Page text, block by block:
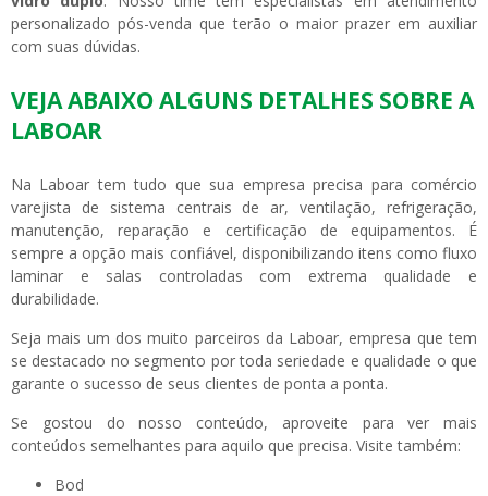
personalizado pós-venda que terão o maior prazer em auxiliar
com suas dúvidas.
VEJA ABAIXO ALGUNS DETALHES SOBRE A
LABOAR
Na Laboar tem tudo que sua empresa precisa para comércio
varejista de sistema centrais de ar, ventilação, refrigeração,
manutenção, reparação e certificação de equipamentos. É
sempre a opção mais confiável, disponibilizando itens como fluxo
laminar e salas controladas com extrema qualidade e
durabilidade.
Seja mais um dos muito parceiros da Laboar, empresa que tem
se destacado no segmento por toda seriedade e qualidade o que
garante o sucesso de seus clientes de ponta a ponta.
Se gostou do nosso conteúdo, aproveite para ver mais
conteúdos semelhantes para aquilo que precisa. Visite também:
bod